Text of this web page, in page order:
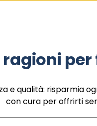
e qualità: risparmia
con cura per offrirti